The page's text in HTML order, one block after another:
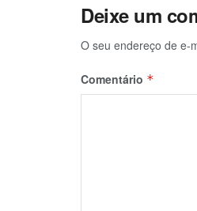
Deixe um
O seu endereço de e-
Comentário *